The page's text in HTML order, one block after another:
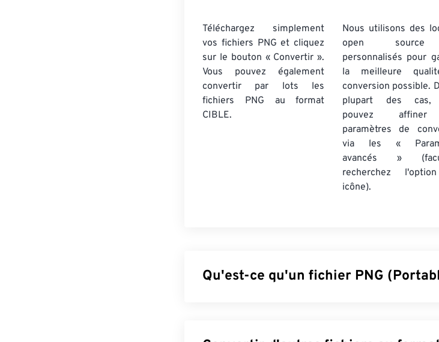
Téléchargez simplement
vos fichiers PNG et cliquez
sur le bouton « Convertir ».
Vous pouvez également
convertir par lots les
fichiers PNG au format
CIBLE.
Nous utilisons des
open
personnalisés pour
la meilleure
conversion possible.
plupart des cas,
pouvez
paramètres de
via les «
avancés »
recherchez
icône).
Qu'est-ce qu'un fichier PNG
RGBA
et prendre en charge la transparence, ce qui